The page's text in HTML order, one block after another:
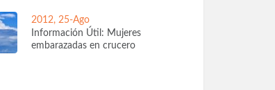
2012, 25-Ago
Información Útil: Mujeres
embarazadas en crucero